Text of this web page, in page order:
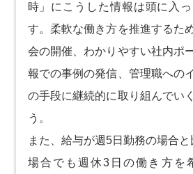
時」にこうした情報は頭に入
す。柔軟な働き方を推進するた
会の開催、わかりやすい社内ポ
報での事例の発信、管理職への
の手段に継続的に取り組んでい
う。
また、給与が週5日勤務の場合
場合でも週休3日の働き方を